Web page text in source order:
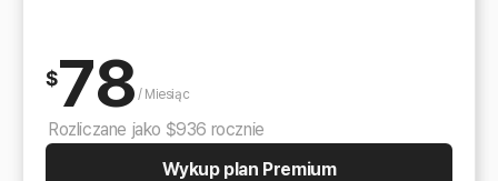
$78 / Miesiąc
Rozliczane jako $936 rocznie
Wykup plan Premium